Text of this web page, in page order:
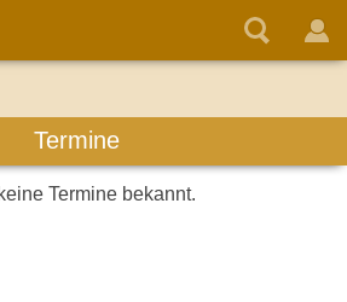
Termine
Termine bekannt.